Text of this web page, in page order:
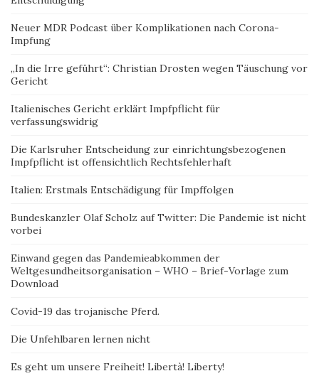
Neuer MDR Podcast über Komplikationen nach Corona-
Impfung
„In die Irre geführt“: Christian Drosten wegen Täuschung vor
Gericht
Italienisches Gericht erklärt Impfpflicht für
verfassungswidrig
Die Karlsruher Entscheidung zur einrichtungsbezogenen
Impfpflicht ist offensichtlich Rechtsfehlerhaft
Italien: Erstmals Entschädigung für Impffolgen
Bundeskanzler Olaf Scholz auf Twitter: Die Pandemie ist nicht
vorbei
Einwand gegen das Pandemieabkommen der
Weltgesundheitsorganisation – WHO – Brief-Vorlage zum
Download
Covid-19 das trojanische Pferd.
Die Unfehlbaren lernen nicht
Es geht um unsere Freiheit! Libertà! Liberty!